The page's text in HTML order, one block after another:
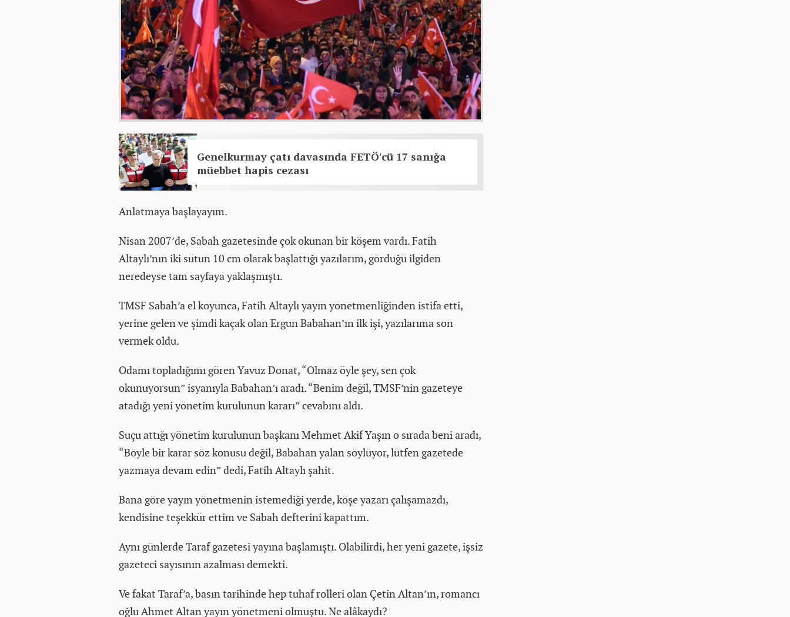
Genelkurmay çatı davasında FETÖ'cü 17 sanığa
müebbet hapis cezası
Anlatmaya başlayayım.
Nisan 2007’de, Sabah gazetesinde çok okunan bir köşem vardı. Fatih
Altaylı’nın iki sütun 10 cm olarak başlattığı yazılarım, gördüğü ilgiden
neredeyse tam sayfaya yaklaşmıştı.
TMSF Sabah’a el koyunca, Fatih Altaylı yayın yönetmenliğinden istifa etti,
yerine gelen ve şimdi kaçak olan Ergun Babahan’ın ilk işi, yazılarıma son
vermek oldu.
Odamı topladığımı gören Yavuz Donat, “Olmaz öyle şey, sen çok
okunuyorsun” isyanıyla Babahan’ı aradı. “Benim değil, TMSF’nin gazeteye
atadığı yeni yönetim kurulunun kararı” cevabını aldı.
Suçu attığı yönetim kurulunun başkanı Mehmet Akif Yaşın o sırada beni aradı,
“Böyle bir karar söz konusu değil, Babahan yalan söylüyor, lütfen gazetede
yazmaya devam edin” dedi, Fatih Altaylı şahit.
Bana göre yayın yönetmenin istemediği yerde, köşe yazarı çalışamazdı,
kendisine teşekkür ettim ve Sabah defterini kapattım.
Aynı günlerde Taraf gazetesi yayına başlamıştı. Olabilirdi, her yeni gazete, işsiz
gazeteci sayısının azalması demekti.
Ve fakat Taraf’a, basın tarihinde hep tuhaf rolleri olan Çetin Altan’ın, romancı
oğlu Ahmet Altan yayın yönetmeni olmuştu. Ne alâkaydı?